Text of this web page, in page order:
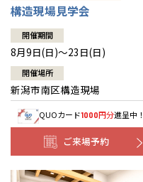
構造現場見学会
開催期間
8月9日(日)～23日(日)
開催場所
新潟市南区構造現場
QUOカード1000円分進呈中！
ご来場予約